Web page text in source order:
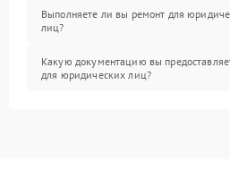
Выполняете ли вы ремонт для
лиц?
Какую документацию вы
для юридических лиц?